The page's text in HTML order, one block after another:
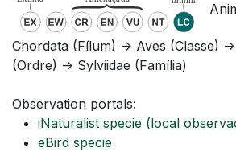
Chordata (Fílum) -> Aves (Classe) -
(Ordre) -> Sylviidae (Família)
Observation portals:
iNaturalist specie (local
eBird specie